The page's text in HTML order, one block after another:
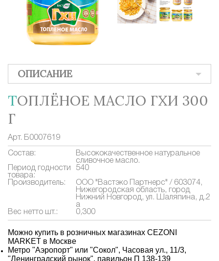
ОПИСАНИЕ
ТОПЛЁНОЕ МАСЛО ГХИ 300
Г
Арт. Б0007619
Состав:
Высококачественное натуральное
сливочное масло.
Период годности
товара:
540
Производитель:
ООО "Вастэко Партнерс" / 603074,
Нижегородская область, город
Нижний Новгород, ул. Шаляпина, д.2
а
Вес нетто шт.:
0,300
Можно купить в розничных магазинах CEZONI
MARKET в Москве
Метро "Аэропорт" или "Сокол", Часовая ул., 11/3,
"Ленинградский рынок", павильон П 138-139